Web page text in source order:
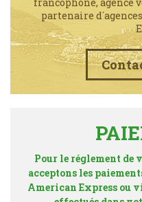
francophone, agence
partenaire
Pour le réglement de
acceptons les
American Express ou